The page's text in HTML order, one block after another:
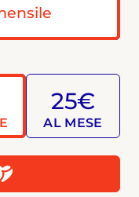
25€
AL MESE